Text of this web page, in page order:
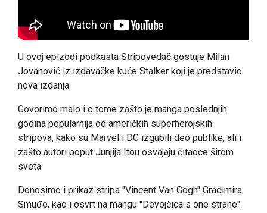
U ovoj epizodi podkasta Stripovedač gostuje Milan
Jovanović iz izdavačke kuće Stalker koji je predstavio
nova izdanja.
Govorimo malo i o tome zašto je manga poslednjih
godina popularnija od američkih superherojskih
stripova, kako su Marvel i DC izgubili deo publike, ali i
zašto autori poput Junjija Itou osvajaju čitaoce širom
sveta.
Donosimo i prikaz stripa "Vincent Van Gogh" Gradimira
Smuđe, kao i osvrt na mangu "Devojčica s one strane".